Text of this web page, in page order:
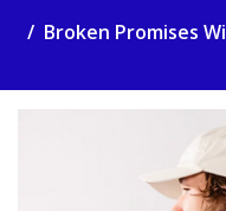
Broken Promises